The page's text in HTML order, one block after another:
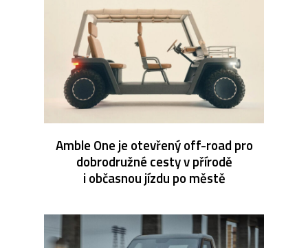
Amble One je otevřený off-road pro
dobrodružné cesty v přírodě
i občasnou jízdu po městě